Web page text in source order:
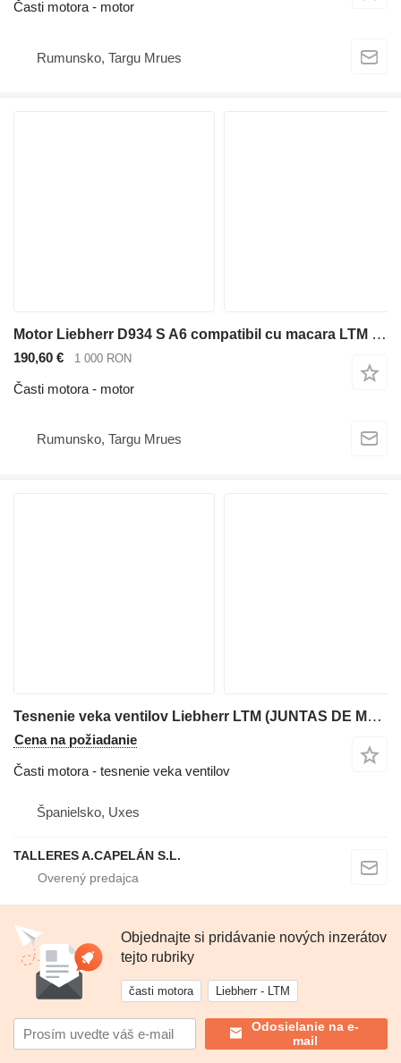
Časti motora - motor
Rumunsko, Targu Mrues
Motor Liebherr D934 S A6 compatibil cu macara LTM 1095
190,60 € 1 000 RON
Časti motora - motor
Rumunsko, Targu Mrues
Tesnenie veka ventilov Liebherr LTM (JUNTAS DE MOTOR) na autožeriava Liebherr LTM
Cena na požiadanie
Časti motora - tesnenie veka ventilov
Španielsko, Uxes
TALLERES A.CAPELÁN S.L.
Objednajte si pridávanie nových inzerátov
tejto rubriky
časti motora Liebherr - LTM
Odosielanie na e-
mail